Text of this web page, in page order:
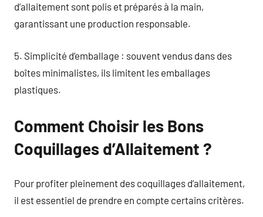
d’allaitement sont polis et préparés à la main,
garantissant une production responsable.
5. Simplicité d’emballage : souvent vendus dans des
boîtes minimalistes, ils limitent les emballages
plastiques.
Comment Choisir les Bons
Coquillages d’Allaitement ?
Pour profiter pleinement des coquillages d’allaitement,
il est essentiel de prendre en compte certains critères.